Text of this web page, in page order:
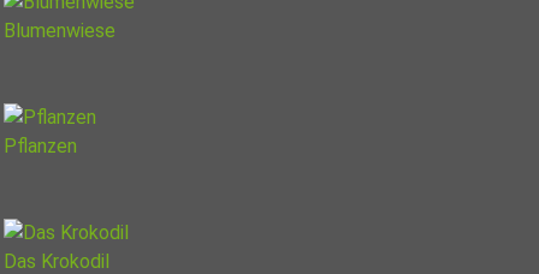
Blumenwiese
Pflanzen
Das Krokodil